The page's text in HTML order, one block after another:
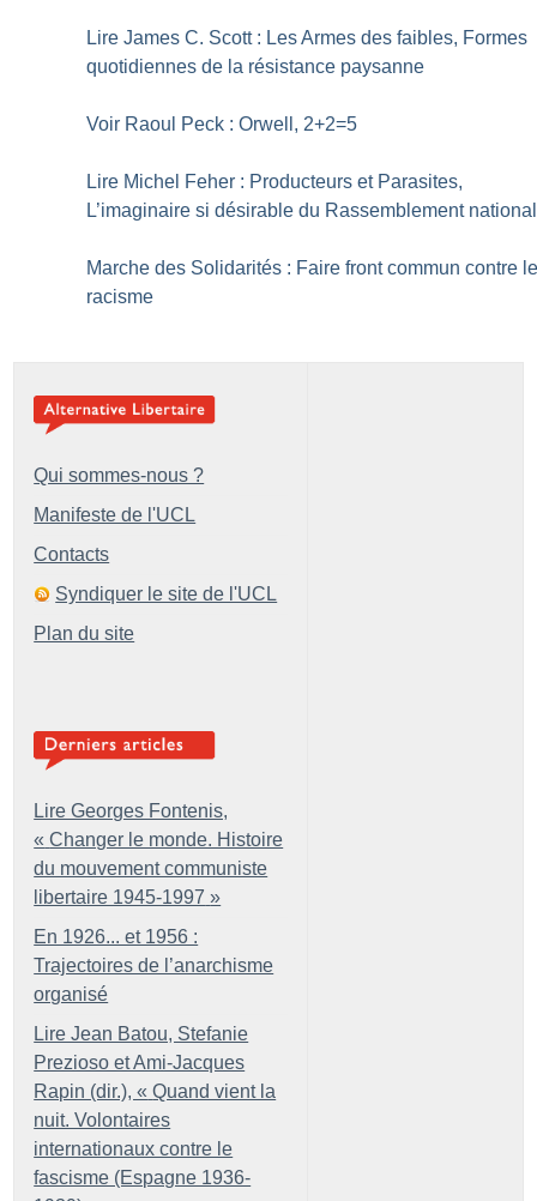
Lire James C. Scott : Les Armes des faibles, Formes
quotidiennes de la résistance paysanne
Voir Raoul Peck : Orwell, 2+2=5
Lire Michel Feher : Producteurs et Parasites,
L’imaginaire si désirable du Rassemblement national
Marche des Solidarités : Faire front commun contre
racisme
Qui sommes-nous ?
Manifeste de l'UCL
Contacts
Syndiquer le site de l'UCL
Plan du site
Lire Georges Fontenis,
« Changer le monde. Histoire
du mouvement communiste
libertaire 1945-1997 »
En 1926... et 1956 :
Trajectoires de l’anarchisme
organisé
Lire Jean Batou, Stefanie
Prezioso et Ami-Jacques
Rapin (dir.), « Quand vient la
nuit. Volontaires
internationaux contre le
fascisme (Espagne 1936-